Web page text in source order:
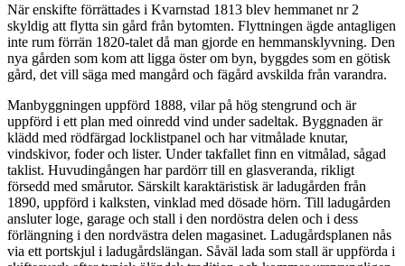
När enskifte förrättades i Kvarnstad 1813 blev hemmanet nr 2
skyldig att flytta sin gård från bytomten. Flyttningen ägde antagligen
inte rum förrän 1820-talet då man gjorde en hemmansklyvning. Den
nya gården som kom att ligga öster om byn, byggdes som en götisk
gård, det vill säga med mangård och fägård avskilda från varandra.
Manbyggningen uppförd 1888, vilar på hög stengrund och är
uppförd i ett plan med oinredd vind under sadeltak. Byggnaden är
klädd med rödfärgad locklistpanel och har vitmålade knutar,
vindskivor, foder och lister. Under takfallet finn en vitmålad, sågad
taklist. Huvudingången har pardörr till en glasveranda, rikligt
försedd med smårutor. Särskilt karaktäristisk är ladugården från
1890, uppförd i kalksten, vinklad med dösade hörn. Till ladugården
ansluter loge, garage och stall i den nordöstra delen och i dess
förlängning i den nordvästra delen magasinet. Ladugårdsplanen nås
via ett portskjul i ladugårdslängan. Såväl lada som stall är uppförda i